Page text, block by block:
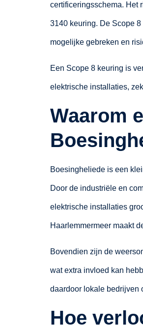
certificeringsschema. Het
3140 keuring. De Scope
mogelijke gebreken en
Een Scope 8 keuring is
elektrische installaties,
Waarom
Boesingheliede is een
Door de industriële en
elektrische installaties
Haarlemmermeer maakt
Bovendien zijn de
wat extra invloed kan
daardoor lokale bedrijven
Hoe